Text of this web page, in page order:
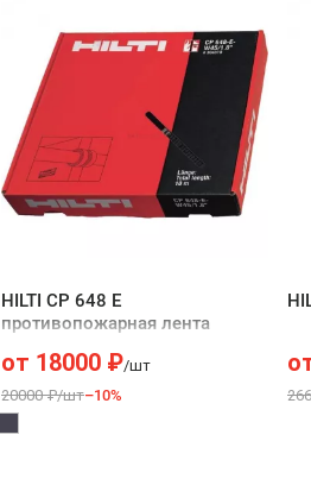
HILTI CP 648 E
противопожарная лента
от 18000₽/шт
20000 ₽/шт–10%